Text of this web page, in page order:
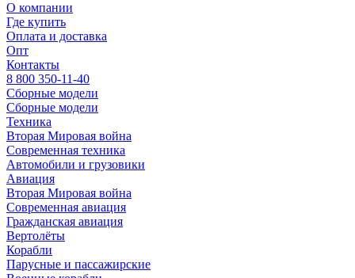
О компании
Где купить
Оплата и доставка
Опт
Контакты
8 800 350-11-40
Сборные модели
Сборные модели
Техника
Вторая Мировая война
Современная техника
Автомобили и грузовики
Авиация
Вторая Мировая война
Современная авиация
Гражданская авиация
Вертолёты
Корабли
Парусные и пассажирские